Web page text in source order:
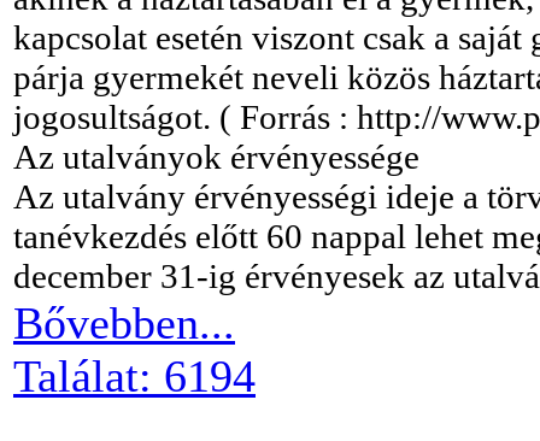
kapcsolat esetén viszont csak a
párja gyermekét neveli közös
jogosultságot. ( Forrás : http://
Az utalványok érvényessége
Az utalvány érvényességi ideje a
tanévkezdés előtt 60 nappal lehet
december 31-ig érvényesek az
Bővebben...
Találat: 6194